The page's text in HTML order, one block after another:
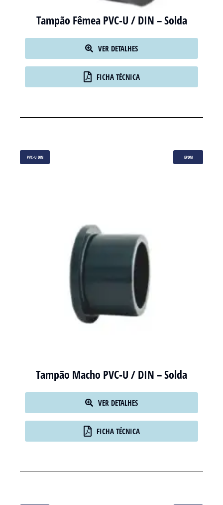
Tampão Fêmea PVC-U / DIN – Solda
VER DETALHES
FICHA TÉCNICA
PVC-U DIN EPDM
Tampão Macho PVC-U / DIN – Solda
VER DETALHES
FICHA TÉCNICA